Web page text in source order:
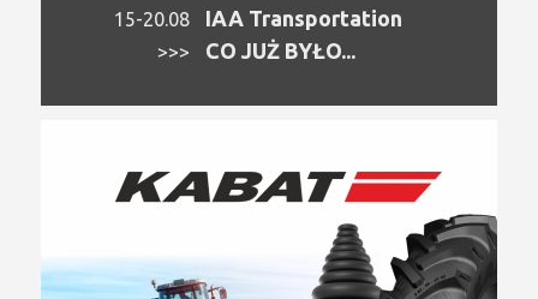
15-20.08 IAA Transportation
>>> CO JUŻ BYŁO...